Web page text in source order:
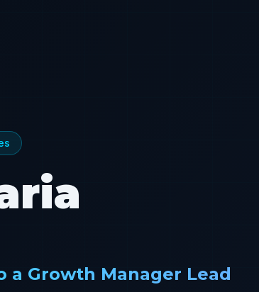
Growth Manager Lead